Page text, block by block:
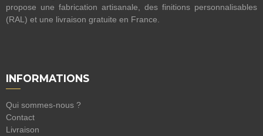
propose une fabrication artisanale, des finitions personnalisables
(RAL) et une livraison gratuite en France.
INFORMATIONS
Qui sommes-nous ?
Contact
Livraison